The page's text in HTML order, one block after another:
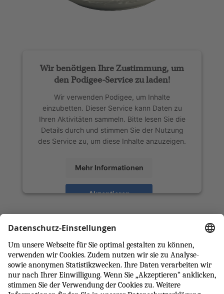
Wir benötigen Ihre Zustimmung, um
den Podigee-Service zu laden!
Wir verwenden Podigee, um Inhalte
einzubetten. Dieser Service kann Daten zu
Ihren Aktivitäten sammeln. Bitte lesen Sie die
Details durch und stimmen Sie der Nutzung
des Service zu, um diese Inhalte anzuzeigen.
Mehr Informationen
Akzeptieren
powered byUsercentrics Consent
Nach oben